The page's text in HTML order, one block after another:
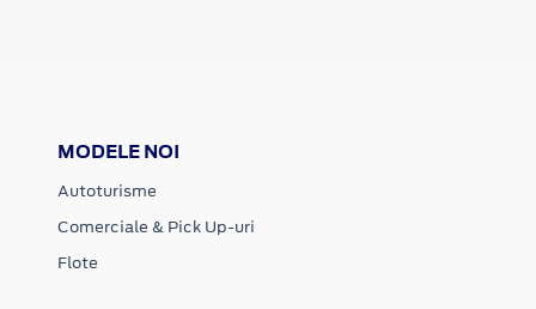
MODELE NOI
Autoturisme
Comerciale & Pick Up-uri
Flote